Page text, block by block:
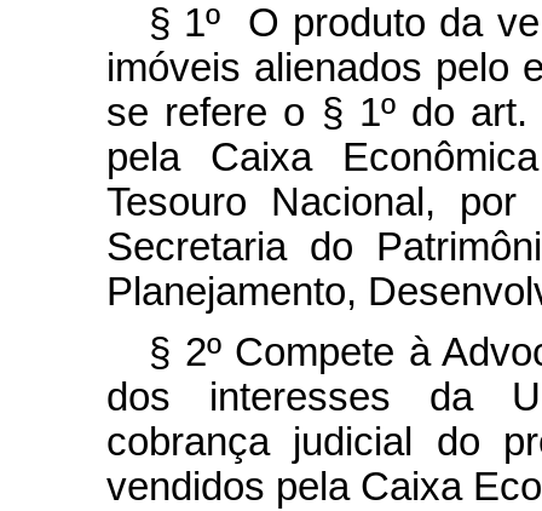
§ 1º O produto da
imóveis alienados pelo
se refere o § 1º do
pela Caixa
Tesouro Nacional,
Secretaria do
Planejamento,
§ 2º Compete à
dos interesses da
cobrança judicial do
vendidos pela Caixa